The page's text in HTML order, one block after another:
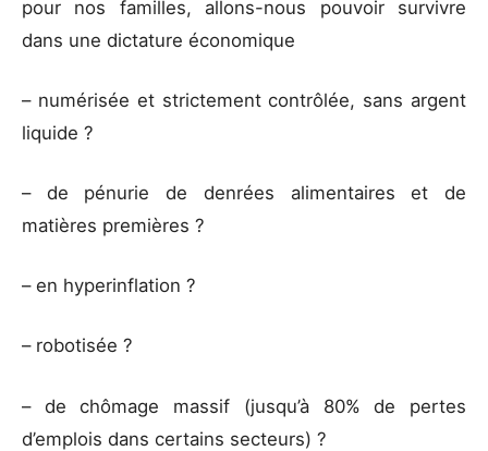
pour nos familles, allons-nous pouvoir survivre
dans une dictature économique
– numérisée et strictement contrôlée, sans argent
liquide ?
– de pénurie de denrées alimentaires et de
matières premières ?
– en hyperinflation ?
– robotisée ?
– de chômage massif (jusqu’à 80% de pertes
d’emplois dans certains secteurs) ?